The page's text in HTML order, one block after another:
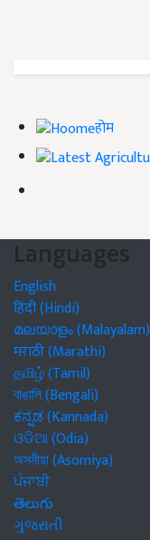
होम
Languages
English
हिंदी (Hindi)
മലയാളം (Malayalam)
मराठी (Marathi)
தமிழ் (Tamil)
বাঙালি (Bengali)
ಕನ್ನಡ (Kannada)
ଓଡିଆ (Odia)
অসমীয়া (Asomiya)
ਪੰਜਾਬੀ
తెలుగు
ગુજરાતી